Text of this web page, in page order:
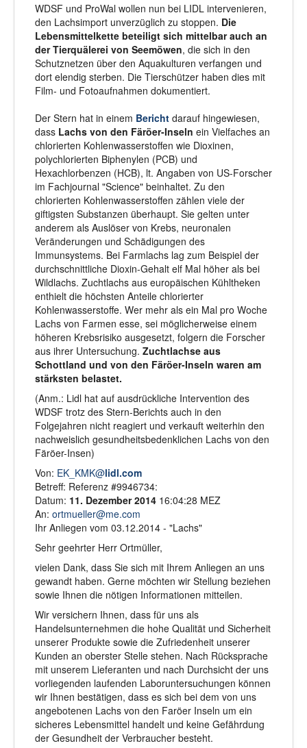
WDSF und ProWal wollen nun bei LIDL intervenieren,
den Lachsimport unverzüglich zu stoppen. Die
Lebensmittelkette beteiligt sich mittelbar auch an
der Tierquälerei von Seemöwen, die sich in den
Schutznetzen über den Aquakulturen verfangen und
dort elendig sterben. Die Tierschützer haben dies mit
Film- und Fotoaufnahmen dokumentiert.
Der Stern hat in einem Bericht darauf hingewiesen,
dass Lachs von den Färöer-Inseln ein Vielfaches an
chlorierten Kohlenwasserstoffen wie Dioxinen,
polychlorierten Biphenylen (PCB) und
Hexachlorbenzen (HCB), lt. Angaben von US-Forscher
im Fachjournal "Science" beinhaltet. Zu den
chlorierten Kohlenwasserstoffen zählen viele der
giftigsten Substanzen überhaupt. Sie gelten unter
anderem als Auslöser von Krebs, neuronalen
Veränderungen und Schädigungen des
Immunsystems. Bei Farmlachs lag zum Beispiel der
durchschnittliche Dioxin-Gehalt elf Mal höher als bei
Wildlachs. Zuchtlachs aus europäischen Kühltheken
enthielt die höchsten Anteile chlorierter
Kohlenwasserstoffe. Wer mehr als ein Mal pro Woche
Lachs von Farmen esse, sei möglicherweise einem
höheren Krebsrisiko ausgesetzt, folgern die Forscher
aus ihrer Untersuchung. Zuchtlachse aus
Schottland und von den Färöer-Inseln waren am
stärksten belastet.
(Anm.: Lidl hat auf ausdrückliche Intervention des
WDSF trotz des Stern-Berichts auch in den
Folgejahren nicht reagiert und verkauft weiterhin den
nachweislich gesundheitsbedenklichen Lachs von den
Färöer-Insen)
Von: EK_KMK@lidl.com
Betreff: Referenz #9946734:
Datum: 11. Dezember 2014 16:04:28 MEZ
An: ortmueller@me.com
Ihr Anliegen vom 03.12.2014 - "Lachs"
Sehr geehrter Herr Ortmüller,
vielen Dank, dass Sie sich mit Ihrem Anliegen an uns
gewandt haben. Gerne möchten wir Stellung beziehen
sowie Ihnen die nötigen Informationen mitteilen.
Wir versichern Ihnen, dass für uns als
Handelsunternehmen die hohe Qualität und Sicherheit
unserer Produkte sowie die Zufriedenheit unserer
Kunden an oberster Stelle stehen. Nach Rücksprache
mit unserem Lieferanten und nach Durchsicht der uns
vorliegenden laufenden Laboruntersuchungen können
wir Ihnen bestätigen, dass es sich bei dem von uns
angebotenen Lachs von den Faröer Inseln um ein
sicheres Lebensmittel handelt und keine Gefährdung
der Gesundheit der Verbraucher besteht.